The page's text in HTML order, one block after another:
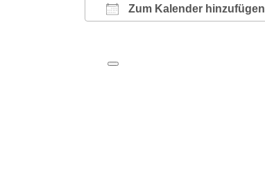
Zum Kalender hinzufügen